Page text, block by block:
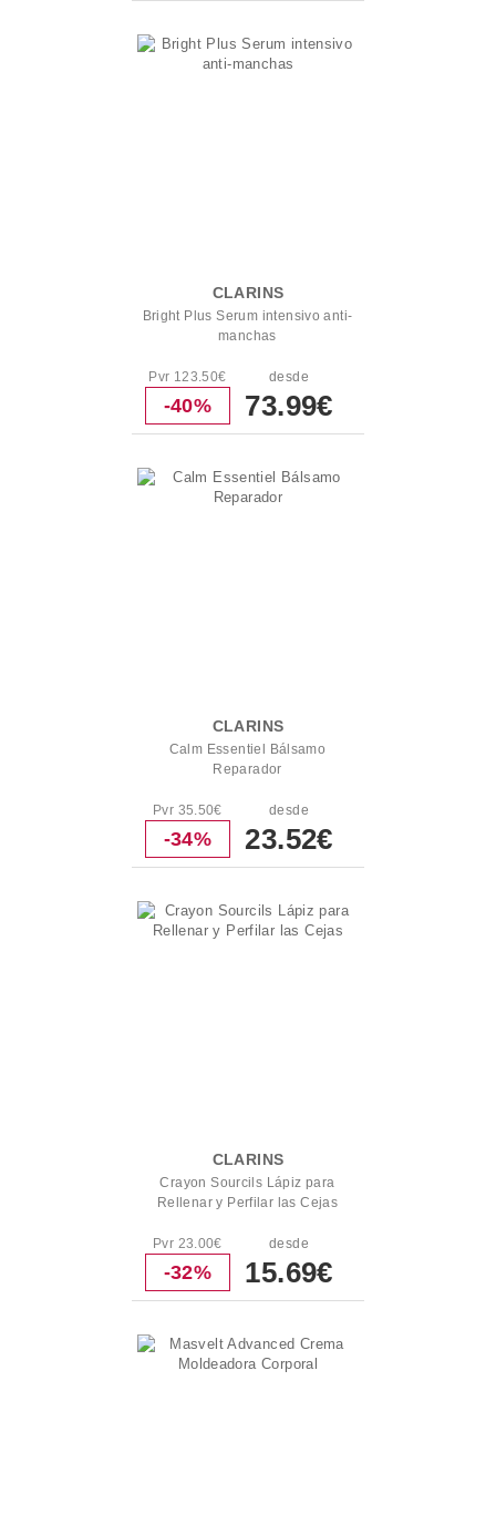
CLARINS
Bright Plus Serum intensivo anti-
manchas
Pvr 123.50€
-40%
desde
73.99€
CLARINS
Calm Essentiel Bálsamo
Reparador
Pvr 35.50€
-34%
desde
23.52€
CLARINS
Crayon Sourcils Lápiz para
Rellenar y Perfilar las Cejas
Pvr 23.00€
-32%
desde
15.69€